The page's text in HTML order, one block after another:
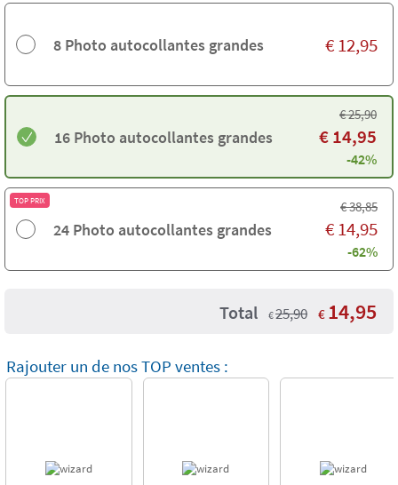
8 Photo autocollantes grandes €12,95
16 Photo autocollantes grandes
€25,90
€14,95
-42%
TOP PRIX
24 Photo autocollantes grandes
€38,85
€14,95
-62%
Total €25,90 € 14,95
Rajouter un de nos TOP ventes :